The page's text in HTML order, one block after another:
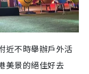
近不時舉辦戶外活
美景的絕佳好去